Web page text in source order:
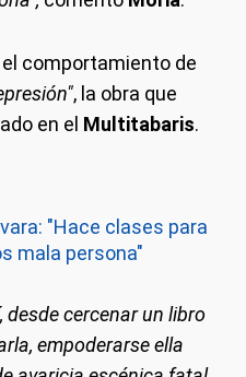
comportamiento de
, la obra que
en el Multitabaris.
"Hace clases para
mala persona"
desde cercenar un libro
empoderarse ella